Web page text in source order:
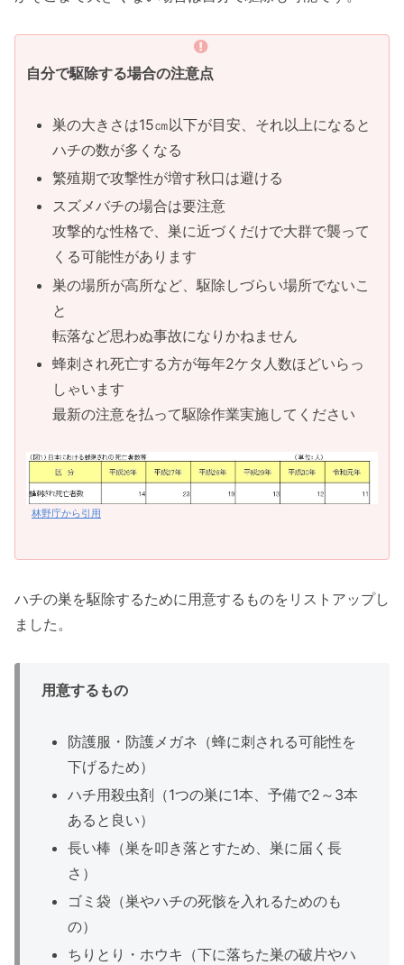
自分で駆除する場合の注意点
巣の大きさは15㎝以下が目安、それ以上になると
ハチの数が多くなる
繁殖期で攻撃性が増す秋口は避ける
スズメバチの場合は要注意
攻撃的な性格で、巣に近づくだけで大群で襲って
くる可能性があります
巣の場所が高所など、駆除しづらい場所でないこ
と
転落など思わぬ事故になりかねません
蜂刺され死亡する方が毎年2ケタ人数ほどいらっ
しゃいます
最新の注意を払って駆除作業実施してください
林野庁から引用
ハチの巣を駆除するために用意するものをリストアップし
ました。
用意するもの
防護服・防護メガネ（蜂に刺される可能性を
下げるため）
ハチ用殺虫剤（1つの巣に1本、予備で2～3本
あると良い）
長い棒（巣を叩き落とすため、巣に届く長
さ）
ゴミ袋（巣やハチの死骸を入れるためのも
の）
ちりとり・ホウキ（下に落ちた巣の破片やハ